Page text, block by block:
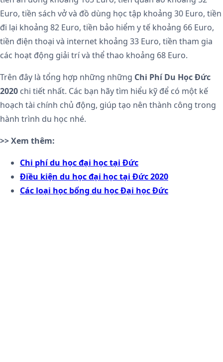
Euro, tiền sách vở và đồ dùng học tập khoảng 30 Euro, tiền
đi lại khoảng 82 Euro, tiền bảo hiểm y tế khoảng 66 Euro,
tiền điện thoại và internet khoảng 33 Euro, tiền tham gia
các hoạt động giải trí và thể thao khoảng 68 Euro.
Trên đây là tổng hợp những những Chi Phí Du Học Đức
2020 chi tiết nhất. Các bạn hãy tìm hiểu kỹ để có một kế
hoạch tài chính chủ động, giúp tạo nên thành công trong
hành trình du học nhé.
>> Xem thêm:
Chi phí du học đại học tại Đức
Điều kiện du học đại học tại Đức 2020
Các loại học bổng du học Đại học Đức